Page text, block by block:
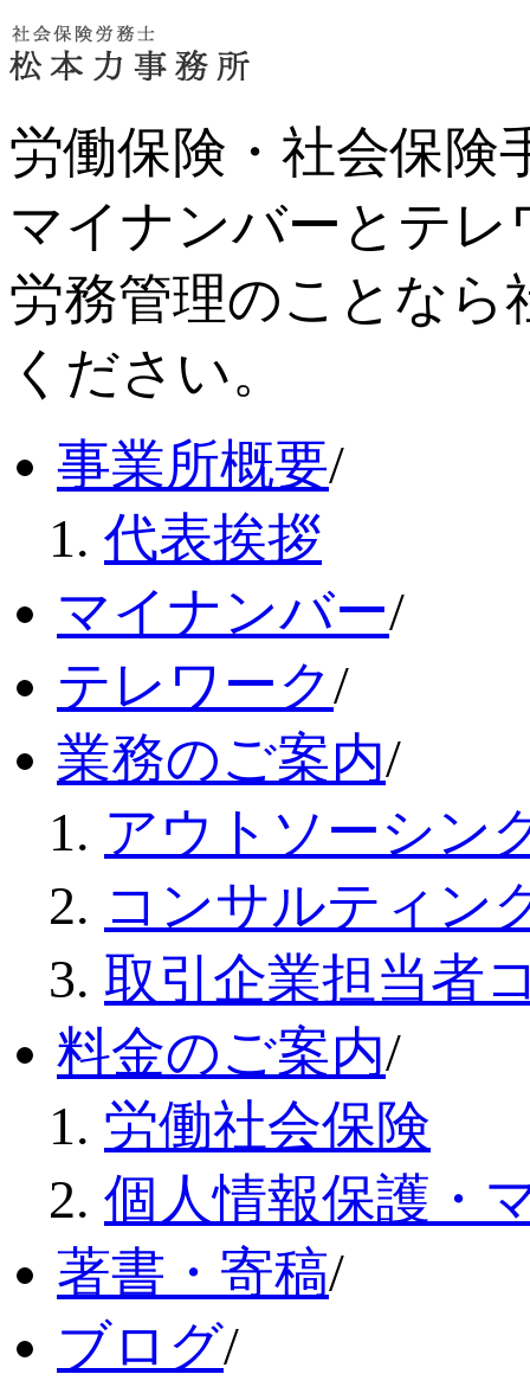
労働保険・社会保険
マイナンバーとテ
労務管理のことなら
ください。
事業所概要/
代表挨拶
マイナンバー/
テレワーク/
業務のご案内/
アウトソーシン
コンサルティン
取引企業担当者
料金のご案内/
労働社会保険
個人情報保護・
著書・寄稿/
ブログ/